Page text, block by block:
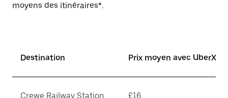
moyens des itinéraires*.
Destination Prix moyen avec UberX*
Crewe Railway Station £16